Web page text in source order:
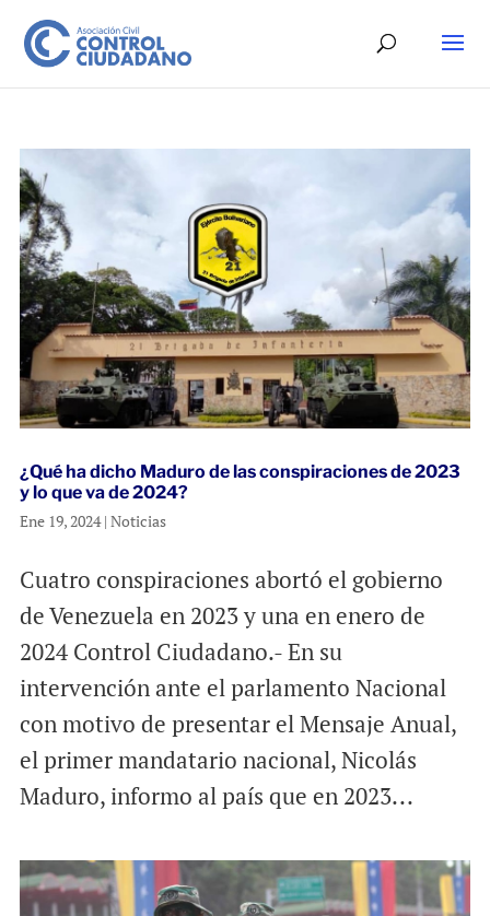
¿Qué ha dicho Maduro de las conspiraciones de 2023
y lo que va de 2024?
Ene 19, 2024| Noticias
Cuatro conspiraciones abortó el gobierno
de Venezuela en 2023 y una en enero de
2024 Control Ciudadano.- En su
intervención ante el parlamento Nacional
con motivo de presentar el Mensaje Anual,
el primer mandatario nacional, Nicolás
Maduro, informo al país que en 2023...